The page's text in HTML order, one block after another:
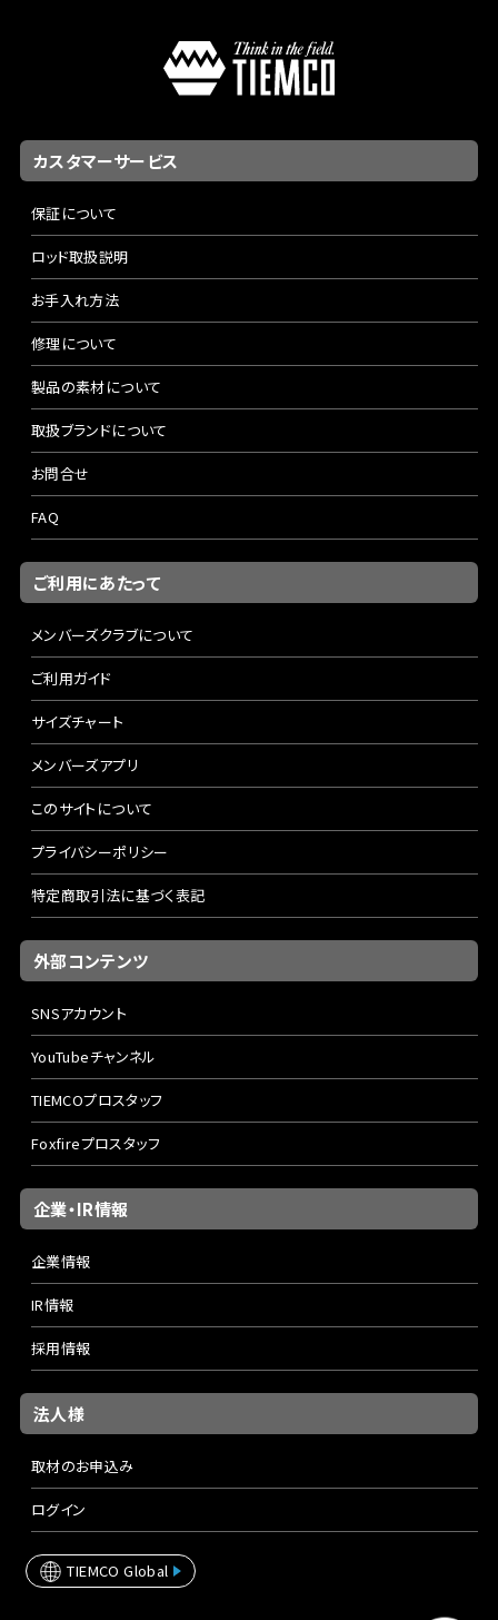
アーブルーが映えるとても美しいロッドです。
【フェンウィック カームウォーター グラス CW50CMLJ】
アムスロー Weight:238g
5/8ozを中心とした中量級トップウォータープラグにオール
マイティーに適合するミディアムライトナンバーです。ショート
レングス化を図り、5feetジャストでビルドアップされたその
フィーリングはUDグラスマテリアルの軽量感と相まって軽快
そのもの。フローターやカヤック、ジョンボートスタイルに抜
群の相性で、優れたアキュラシーキャストとハンドリングの良
さを提供します。
【フェンウィック カームウォーター グラス CW50CMJ】
Length:5'0"(152cm) Lure:1/4-1oz Line:8-25lb ミディア
ムスロー Weight:243g
CW50CMJはやや自重があるプラグの使用を前提にしたミデ
ィアムパワーながら、手首や肘に負担を掛けないマイルドな
テーパーを採用。トルクフルなパワーを発揮しながらしっか
り曲がり込むUDグラスブランクがキャストから演出までの一
連の動作をストレスなく行う事を可能にしています。大型ペン
シルベイト、強い入力が必要なダーター、ノイジープラグに
ベストマッチ!快適なプラッギングを約束します。
【フェンウィック カームウォーター グラス CW54CLJ】
Length:5'4"(163cm) Lure:1/4-5/8oz Line:8-20lb ミディ
アムスロー Weight:242g
小型ペンシルベイトやポッパーが最もマッチする3Power(ラ
イトアクション)グラスモデルです。ショートレングスでありな
がら非常にフレキシブルなブランクは、軽量プラグであっても
軽くスナップを利かせるだけで、しなやかな反発力を発揮。
明快なリリースポイントと、ブレずにターンするティップセク
精度なピンポイントキャストを可能にしています。ソフトな風
合いのブランクでありながら、ダルさを払拭したテーパーデ
ザインにより、プラグをキビキビと軽快に操作する事が可能。
バスを掛けた際は淀みなくベンドして綺麗な弧を描き、3Po
werグラスロッドならではのスリリングなやり取りを楽しめま
す。
【フェンウィック カームウォーター グラス CW54CMLJ】
Length:5'4"(163cm) Lure:1/4-3/4oz Line:8-20lb ミディ
アムスロー Weight:244g
る5feet4inch4Power(ミディアムライトアクション)グラスモ
デルです。軽量なブランクと、ややショートに設定したレング
スが自在なハンドリングを実現し、ややパラボリックに設定し
たテーパーデザインと相まってルアーウェイトをロッドに乗せ
た柔らかいキャストや、ブッシュや岩盤、オーバーハングへの
高精度なキャストを可能にしています。また、プラグ操作にお
いてもピンスポットで小技を利かせた演出を可能とし、抵抗
が小さなペンシルベイトやシングルスイッシャーであっても
水に絡み付かせる様なドッグウォークやスケーティングが意
のままに入力可能です。シリーズ中、最も汎用性が高い番手
一本に仕上がっています。
カスタマーサービス
保証について
ロッド取扱説明
お手入れ方法
修理について
製品の素材について
取扱ブランドについて
お問合せ
FAQ
ご利用にあたって
メンバーズクラブについて
ご利用ガイド
サイズチャート
メンバーズアプリ
このサイトについて
プライバシーポリシー
特定商取引法に基づく表記
外部コンテンツ
SNSアカウント
YouTubeチャンネル
TIEMCOプロスタッフ
Foxfireプロスタッフ
企業・IR情報
企業情報
IR情報
採用情報
法人様
取材のお申込み
ログイン
TIEMCO Global